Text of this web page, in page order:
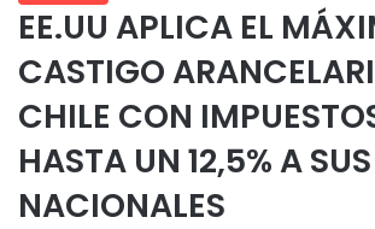
EE.UU APLICA EL
CASTIGO
CHILE CON
HASTA UN 12,5% A
NACIONALES